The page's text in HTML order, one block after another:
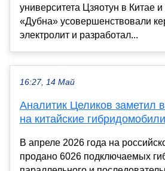
университета Цзяотун в Китае и
«Дубна» усовершенствовали
электролит и разработал...
16:27, 14 Май
Аналитик Целиков заметил
на китайские гибридомобили
В апреле 2026 года на
продано 6026 подключаемых